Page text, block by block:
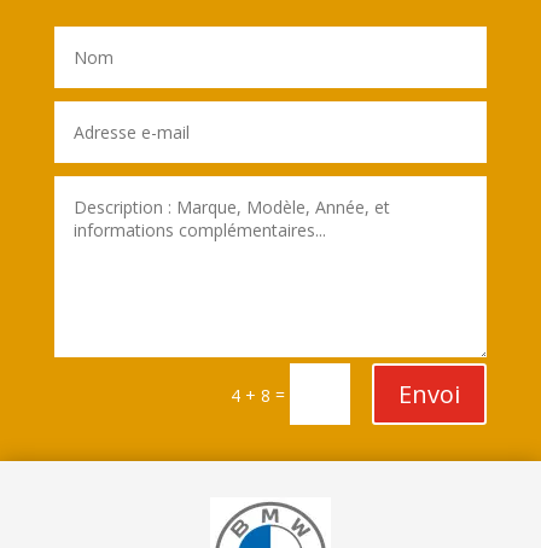
4 + 8 = Envoi